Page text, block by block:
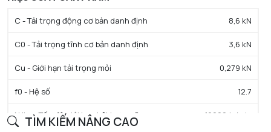
TÌM KIẾM NÂNG CAO
C - Tải trọng động cơ bản danh định 8,6 kN
C0 - Tải trọng tĩnh cơ bản danh định 3,6 kN
Cu - Giới hạn tải trọng mỏi 0,279 kN
f0 - Hệ số 12.7
N lim - Tốc độ giới hạn bôi trơn mỡ 19000 tr/min